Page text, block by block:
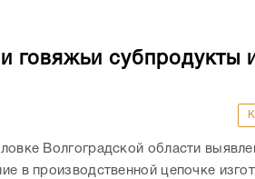
говяжьи субпродукты
Волгоградской области
в производственной цепочке